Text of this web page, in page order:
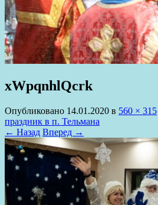
xWpqnhlQcrk
Опубликовано 14.01.2020 в 560 × 315
праздник в п. Тельмана
← Назад Вперед →